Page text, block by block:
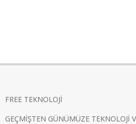
FREE TEKNOLOJİ
GEÇMİŞTEN GÜNÜMÜZE TEKNOLOJİ